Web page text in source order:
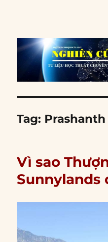
Tag:
Vì sao
Sunnylands